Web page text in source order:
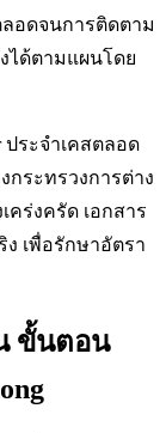
ลอดจนการติดตาม
ได้ตามแผนโดย
ประจำเคสตลอด
กระทรวงการต่าง
คร่งครัด เอกสาร
เพื่อรักษาอัตรา
ขั้นตอน